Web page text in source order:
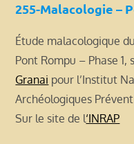
255-Malacologie –
Étude malacologique
Pont Rompu – Phase 1,
Granai pour l’Institut
Archéologiques
Sur le site de l‘INRAP